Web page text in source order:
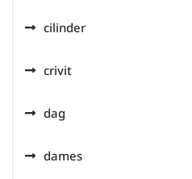
cilinder
crivit
dag
dames